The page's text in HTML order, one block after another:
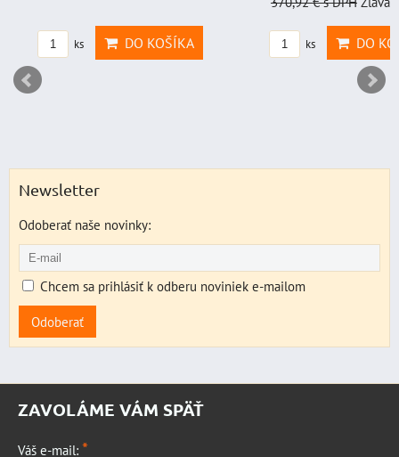
ks DO KOŠÍKA ks DO
Newsletter
Odoberať naše novinky:
Chcem sa prihlásiť k odberu noviniek e-mailom
Odoberať
ZAVOLÁME VÁM SPÄŤ
Váš e-mail: *